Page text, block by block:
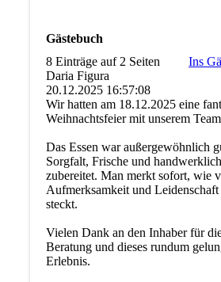
Gästebuch
8 Einträge auf 2 Seiten
Ins
Daria Figura
20.12.2025 16:57:08
Wir hatten am 18.12.2025 eine
Weihnachtsfeier mit unserem
Das Essen war außergewöhnlich
Sorgfalt, Frische und
zubereitet. Man merkt sofort, wie
Aufmerksamkeit und
steckt.
Vielen Dank an den Inhaber für
Beratung und dieses rundum
Erlebnis.